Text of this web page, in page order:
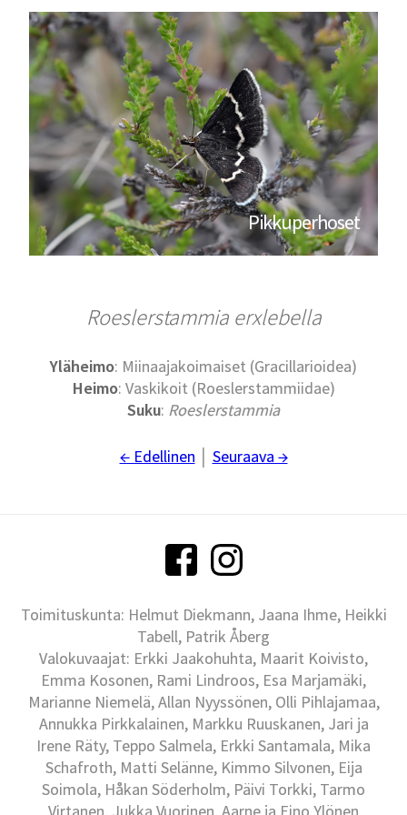
Pikkuperhoset
Roeslerstammia erxlebella
Yläheimo: Miinaajakoimaiset (Gracillarioidea)
Heimo: Vaskikoit (Roeslerstammiidae)
Suku: Roeslerstammia
← Edellinen Seuraava →
Toimituskunta: Helmut Diekmann, Jaana Ihme, Heikki
Tabell, Patrik Åberg
Valokuvaajat: Erkki Jaakohuhta, Maarit Koivisto,
Emma Kosonen, Rami Lindroos, Esa Marjamäki,
Marianne Niemelä, Allan Nyyssönen, Olli Pihlajamaa,
Annukka Pirkkalainen, Markku Ruuskanen, Jari ja
Irene Räty, Teppo Salmela, Erkki Santamala, Mika
Schafroth, Matti Selänne, Kimmo Silvonen, Eija
Soimola, Håkan Söderholm, Päivi Torkki, Tarmo